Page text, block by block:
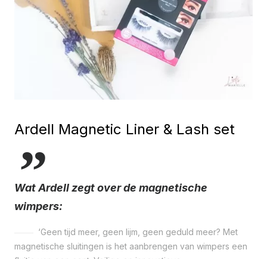
Ardell Magnetic Liner & Lash set
Wat Ardell zegt over de magnetische
wimpers:
‘Geen tijd meer, geen lijm, geen geduld meer? Met
magnetische sluitingen is het aanbrengen van wimpers een